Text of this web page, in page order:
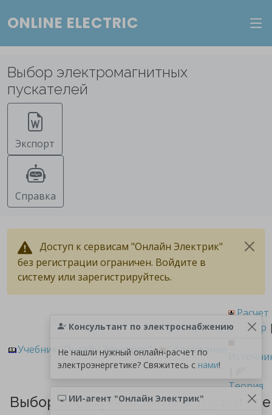
ONLINE ELECTRIC
Выбор электромагнитных
пускателей
Экспорт
Справка
Доступ к сервисам "Онлайн Электрик"
без регистрации ограничен. Войдите в
систему или зарегистрируйтесь.
Консультант по электроснабжению
Не нашли нужный онлайн-расчет по
электроэнергетике? Свяжитесь с нами!
ИИ-агент "Онлайн Электрик"
Учебник "Онлайн Электрик"> Содержание
Расчет
Пример
Теория
Выбор электромагнитных
Веб-сервис "Онлайн Электрик"
получить доступ ко всем сервисам "Онлайн
Электрик" без ограничений.